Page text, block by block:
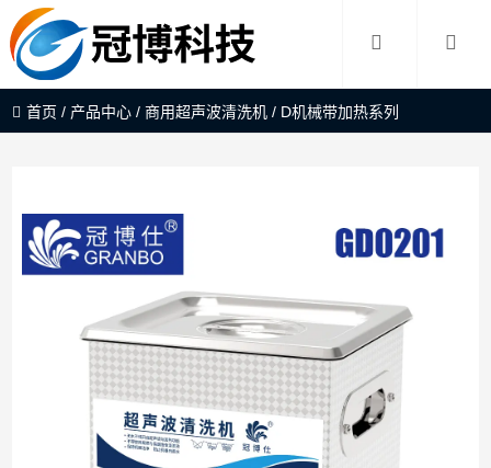
首页 / 产品中心 /商用超声波清洗机 / D机械带加热系列